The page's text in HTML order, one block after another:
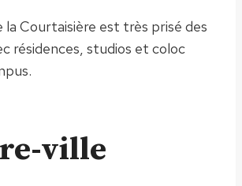
la Courtaisière est très prisé des
résidences, studios et coloc
ville